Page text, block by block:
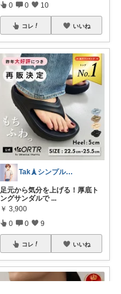
0 0 10
コレ いいね
Tak🗼シンプルで健康的な暮らし
足元から気分を上げる！厚底ト
ングサンダルで ...
￥ 3,900
0 0 9
コレ いいね